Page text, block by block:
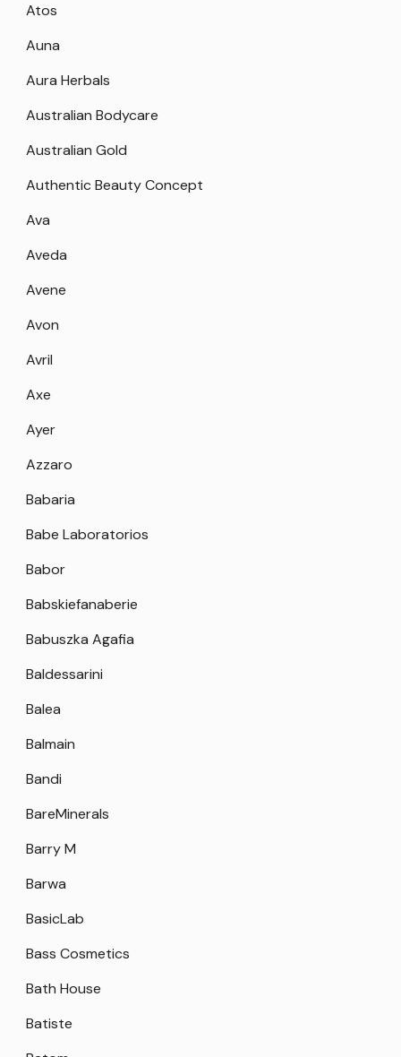
Atos
Auna
Aura Herbals
Australian Bodycare
Australian Gold
Authentic Beauty Concept
Ava
Aveda
Avene
Avon
Avril
Axe
Ayer
Azzaro
Babaria
Babe Laboratorios
Babor
Babskiefanaberie
Babuszka Agafia
Baldessarini
Balea
Balmain
Bandi
BareMinerals
Barry M
Barwa
BasicLab
Bass Cosmetics
Bath House
Batiste